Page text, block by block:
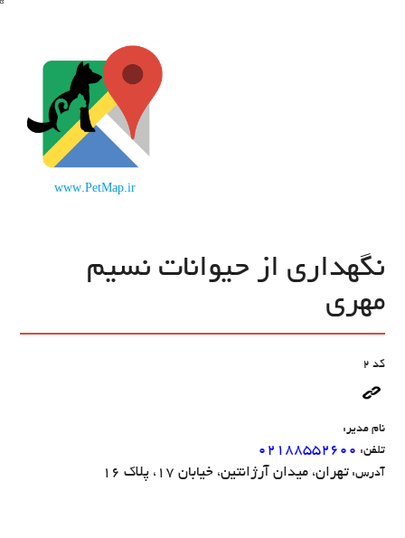
www.PetMap.ir
نگهداری از حیوانات نسیم
مهری
کد 2
نام مدیر:
تلفن: ۰۲۱۸۸۵۵۲۶۰۰
آدرس:تهران، میدان آرژانتین، خیابان 17، پلاک 16